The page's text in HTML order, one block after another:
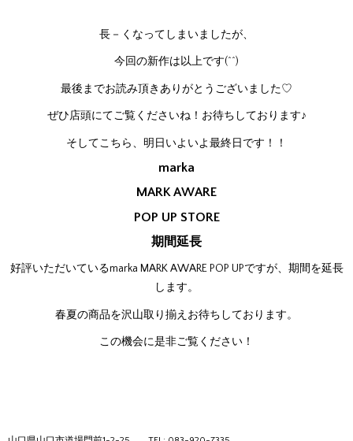
長－くなってしまいましたが、
今回の新作は以上です(^^)
最後までお読み頂きありがとうございました♡
ぜひ店頭にてご覧くださいね！お待ちしております♪
そしてこちら、明日いよいよ最終日です！！
marka
MARK AWARE
POP UP STORE
期間延長
好評いただいているmarka MARK AWARE POP UPですが、期間を延長
します。
春夏の商品を沢山取り揃えお待ちしております。
この機会に是非ご覧ください！